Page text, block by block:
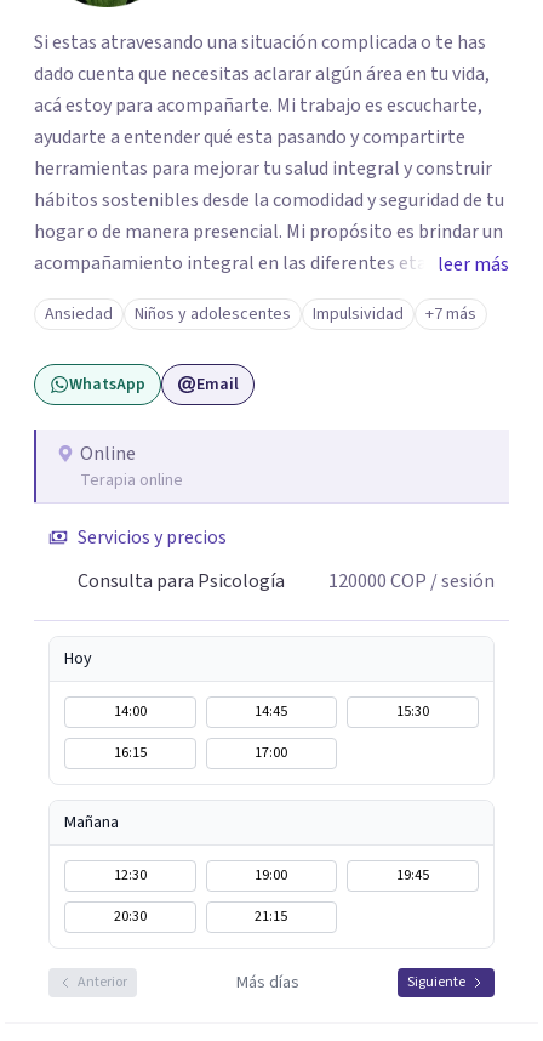
Si estas atravesando una situación complicada o te has
dado cuenta que necesitas aclarar algún área en tu vida,
acá estoy para acompañarte. Mi trabajo es escucharte,
ayudarte a entender qué esta pasando y compartirte
herramientas para mejorar tu salud integral y construir
hábitos sostenibles desde la comodidad y seguridad de tu
hogar o de manera presencial. Mi propósito es brindar un
acompañamiento integral en las diferentes etapas de la
vida, adaptando la intervención a las necesidades de cada
momento del ciclo vital. Un espacio enteramente
confidencial y seguro, con flexibilidad de horarios y una
atención personalizada. Durante mi trayectoria los
y enfoque integral. Estoy a un mensaje de whatsapp si
necesitas orientación "Tu bienestar es la prioridad, sin
leer más
Ansiedad Niños y adolescentes Impulsividad +7 más
WhatsApp Email
Online
Terapia online
Servicios y precios
Consulta para Psicología
120000COP / sesión
Hoy
14:00 14:45
15:30
16:15
17:00
Mañana
12:30 19:00
19:45
20:30
21:15
Anterior Más días Siguiente